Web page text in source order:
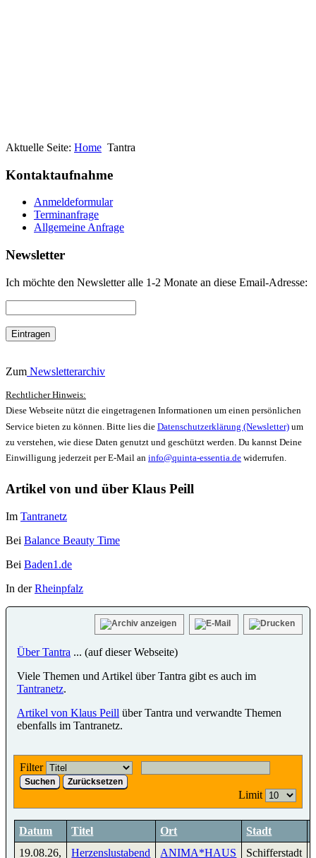
Aktuelle Seite: Home Tantra
Kontaktaufnahme
Anmeldeformular
Terminanfrage
Allgemeine Anfrage
Newsletter
Ich möchte den Newsletter alle 1-2 Monate an diese Email-Adresse:
Zum Newsletterarchiv
Rechtlicher Hinweis:
Diese Webseite nützt die eingetragenen Informationen um einen persönlichen
Service bieten zu können. Bitte lies die Datenschutzerklärung (Newsletter) um
zu verstehen, wie diese Daten genutzt und geschützt werden. Du kannst Deine
Einwilligung jederzeit per E-Mail an info@quinta-essentia.de widerrufen.
Artikel von und über Klaus Peill
Im Tantranetz
Bei Balance Beauty Time
Bei Baden1.de
In derRheinpfalz
Über Tantra ... (auf dieser Webseite)
Viele Themen und Artikel über Tantra gibt es auch im
Tantranetz.
Artikel von Klaus Peill über Tantra und verwandte Themen
ebenfalls im Tantranetz.
Filter
Suchen Zurücksetzen
Limit
Datum Titel Ort Stadt
19.08.26, Herzenslustabend ANIMA*HAUS Schifferstadt